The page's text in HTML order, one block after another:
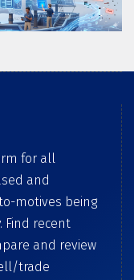
for all
and
motives being
Find recent
and review
trade